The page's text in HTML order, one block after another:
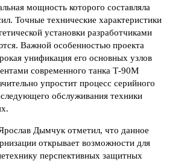
мощность которого составляла
Точные технические характеристики
установки разработчиками
Важной особенностью проекта
унификация его основных узлов
современного танка Т-90М
упростит процесс серийного
обслуживания техники
Дымчук отметил, что данное
открывает возможности для
перспективных защитных